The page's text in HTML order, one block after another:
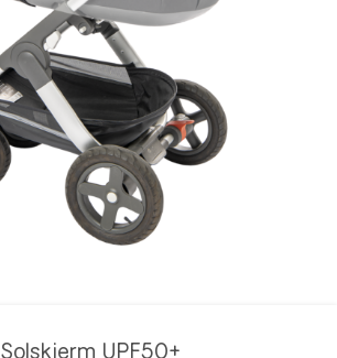
Solskjerm UPF50+